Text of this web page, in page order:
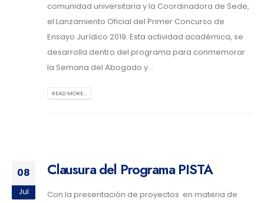
comunidad universitaria y la Coordinadora de Sede,
el Lanzamiento Oficial del Primer Concurso de
Ensayo Jurídico 2019. Esta actividad académica, se
desarrolla dentro del programa para conmemorar
la Semana del Abogado y...
READ MORE...
08
Jul
Clausura del Programa PISTA
Con la presentación de proyectos en materia de